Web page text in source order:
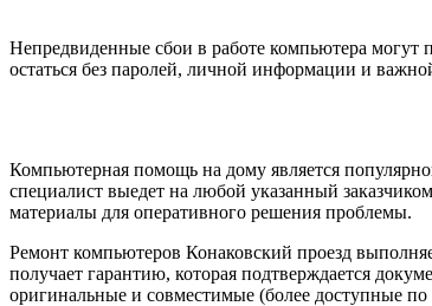
Непредвиденные сбои в работе компьютера могут
остаться без паролей, личной информации и
Компьютерная помощь на дому является
специалист выедет на любой указанный
материалы для оперативного решения проблемы.
Ремонт компьютеров Конаковский проезд
получает гарантию, которая подтверждается
оригинальные и совместимые (более доступные